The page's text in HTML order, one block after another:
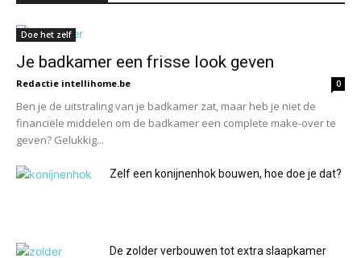
Doe het zelf
Je badkamer een frisse look geven
Redactie intellihome.be 0
Ben je de uitstraling van je badkamer zat, maar heb je niet de
financiële middelen om de badkamer een complete make-over te
geven? Gelukkig...
Zelf een konijnenhok bouwen, hoe doe je dat?
De zolder verbouwen tot extra slaapkamer